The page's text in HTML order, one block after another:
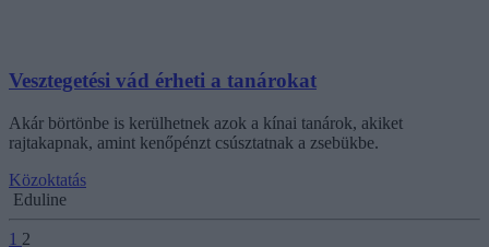
Vesztegetési vád érheti a tanárokat
Akár börtönbe is kerülhetnek azok a kínai tanárok, akiket
rajtakapnak, amint kenőpénzt csúsztatnak a zsebükbe.
Közoktatás
Eduline
1 2